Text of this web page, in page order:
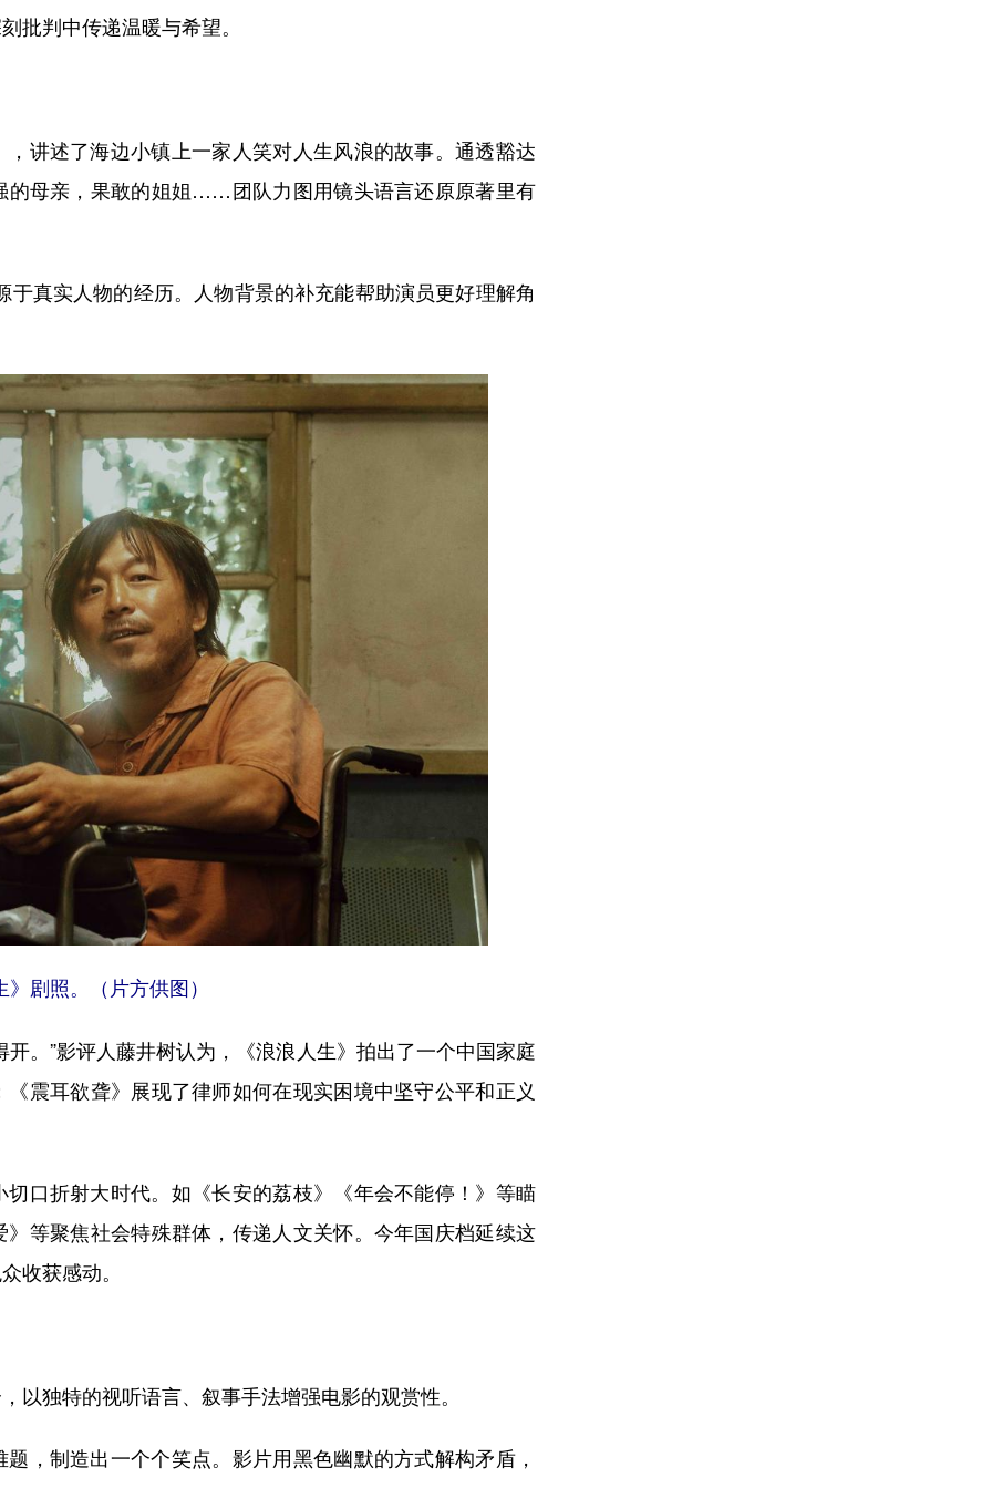
批判中传递温暖与希望。
述了海边小镇上一家人笑对人生风浪的故事。通透豁达
的母亲，果敢的姐姐……团队力图用镜头语言还原原著里有
实人物的经历。人物背景的补充能帮助演员更好理解角
》剧照。（片方供图）
”影评人藤井树认为，《浪浪人生》拍出了一个中国家庭
震耳欲聋》展现了律师如何在现实困境中坚守公平和正义
折射大时代。如《长安的荔枝》《年会不能停！》等瞄
等聚焦社会特殊群体，传递人文关怀。今年国庆档延续这
收获感动。
独特的视听语言、叙事手法增强电影的观赏性。
制造出一个个笑点。影片用黑色幽默的方式解构矛盾，